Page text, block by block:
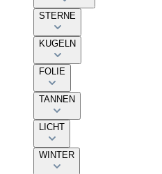
STERNE
KUGELN
FOLIE
TANNEN
LICHT
WINTER